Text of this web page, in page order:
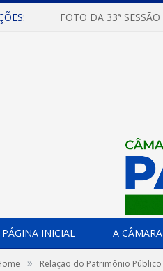
FOTO DA 33ª
PÁGINA INICIAL A CÂMARA
» Relação do Patrimônio Público